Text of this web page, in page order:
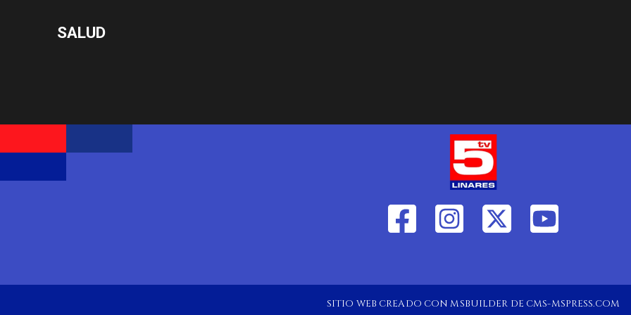
SALUD
SITIO WEB CREADO CON MSBUILDER DE CMS-MSPRESS.COM